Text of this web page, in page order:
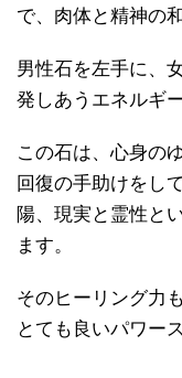
で、肉体と精神の
男性石を左手に、
発しあうエネルギ
この石は、心身の
回復の手助けをし
陽、現実と霊性と
ます。
そのヒーリング力
とても良いパワー